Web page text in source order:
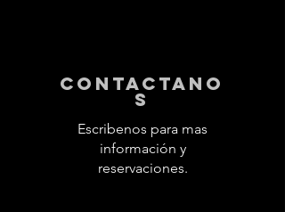
contactano
s
Escribenos para mas
información y
reservaciones.